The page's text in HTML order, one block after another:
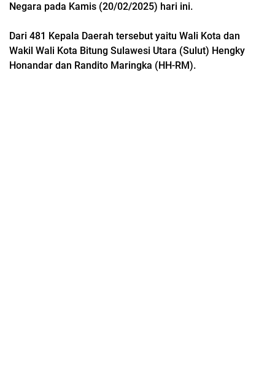
Negara pada Kamis (20/02/2025) hari ini.
Dari 481 Kepala Daerah tersebut yaitu Wali Kota dan
Wakil Wali Kota Bitung Sulawesi Utara (Sulut) Hengky
Honandar dan Randito Maringka (HH-RM).